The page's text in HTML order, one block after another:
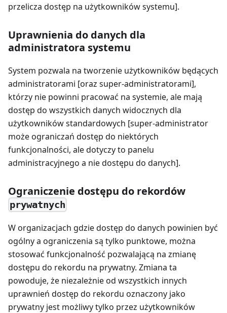
przelicza dostęp na użytkowników systemu].
Uprawnienia do danych dla
administratora systemu
System pozwala na tworzenie użytkowników będących
administratorami [oraz super-administratorami],
którzy nie powinni pracować na systemie, ale mają
dostęp do wszystkich danych widocznych dla
użytkowników standardowych [super-administrator
może ograniczań dostęp do niektórych
funkcjonalności, ale dotyczy to panelu
administracyjnego a nie dostępu do danych].
Ograniczenie dostępu do rekordów
prywatnych
W organizacjach gdzie dostęp do danych powinien być
ogólny a ograniczenia są tylko punktowe, można
stosować funkcjonalność pozwalającą na zmianę
dostępu do rekordu na prywatny. Zmiana ta
powoduje, że niezależnie od wszystkich innych
uprawnień dostęp do rekordu oznaczony jako
prywatny jest możliwy tylko przez użytkowników